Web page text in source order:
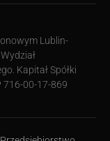
Lublin-
Kapitał Spółki
716-00-17-869